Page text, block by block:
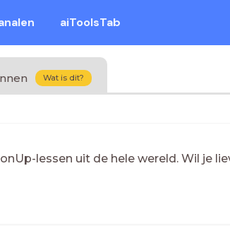
aiToolsTab
Wat is dit?
lessen uit de hele wereld. Wil je